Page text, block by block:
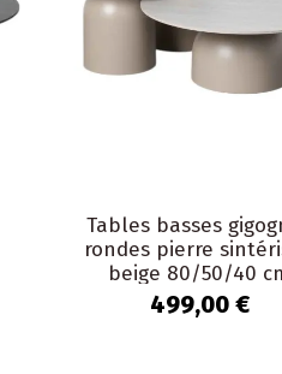
Tables basses
rondes pierre
beige 80/50/40
Orciano
499,00 €